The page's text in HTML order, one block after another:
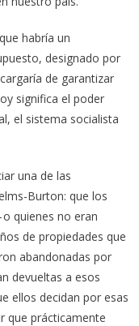
habría un
designado por
de garantizar
significa el poder
el sistema socialista
una de las
Burton: que los
quienes no eran
de propiedades que
abandonadas por
devueltas a esos
ellos decidan por esas
que prácticamente